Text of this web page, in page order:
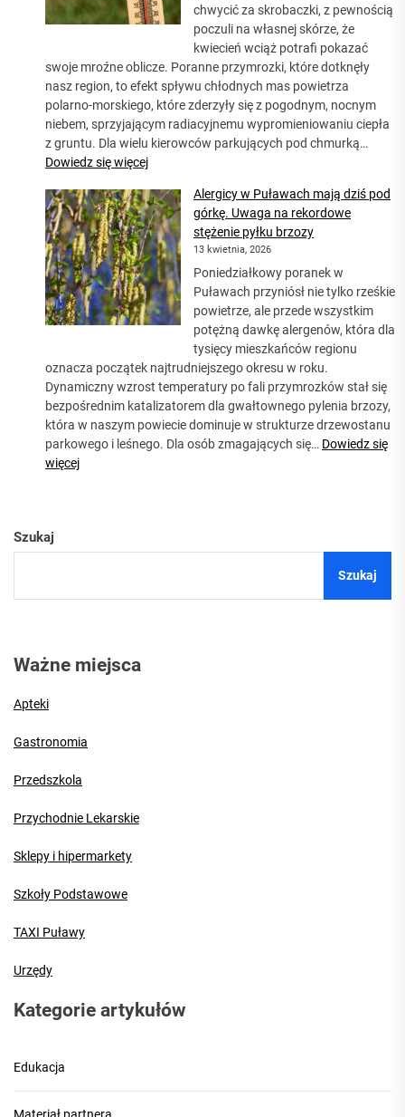
chwycić za skrobaczki, z pewnością
poczuli na własnej skórze, że
kwiecień wciąż potrafi pokazać
swoje mroźne oblicze. Poranne przymrozki, które dotknęły
nasz region, to efekt spływu chłodnych mas powietrza
polarno-morskiego, które zderzyły się z pogodnym, nocnym
niebem, sprzyjającym radiacyjnemu wypromieniowaniu ciepła
z gruntu. Dla wielu kierowców parkujących pod chmurką…
Dowiedz się więcej:
skrobania
szyb
w
Puławach?
Wiemy,
kiedy
nadejdzie
prawdziwa
ciepła
Alergicy w Puławach mają dziś pod
górkę. Uwaga na rekordowe
stężenie pyłku brzozy
13 kwietnia, 2026
Poniedziałkowy poranek w
Puławach przyniósł nie tylko rześkie
powietrze, ale przede wszystkim
potężną dawkę alergenów, która dla
tysięcy mieszkańców regionu
oznacza początek najtrudniejszego okresu w roku.
Dynamiczny wzrost temperatury po fali przymrozków stał się
bezpośrednim katalizatorem dla gwałtownego pylenia brzozy,
która w naszym powiecie dominuje w strukturze drzewostanu
parkowego i leśnego. Dla osób zmagających się… Dowiedz się
więcej:
dziś
stężenie
Szukaj
Szukaj
Ważne miejsca
Apteki
Gastronomia
Przedszkola
Przychodnie Lekarskie
Sklepy i hipermarkety
Szkoły Podstawowe
TAXI Puławy
Urzędy
Kategorie artykułów
Edukacja